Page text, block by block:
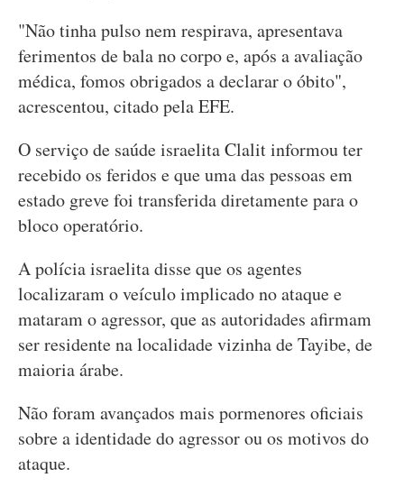
"Não tinha pulso nem respirava, apresentava
ferimentos de bala no corpo e, após a avaliação
médica, fomos obrigados a declarar o óbito",
acrescentou, citado pela EFE.
O serviço de saúde israelita Clalit informou ter
recebido os feridos e que uma das pessoas em
estado greve foi transferida diretamente para o
bloco operatório.
A polícia israelita disse que os agentes
localizaram o veículo implicado no ataque e
mataram o agressor, que as autoridades afirmam
ser residente na localidade vizinha de Tayibe, de
maioria árabe.
Não foram avançados mais pormenores oficiais
sobre a identidade do agressor ou os motivos do
ataque.